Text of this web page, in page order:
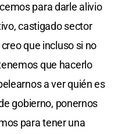
para darle alivio
castigado sector
que incluso si no
que hacerlo
a ver quién es
gobierno, ponernos
para tener una